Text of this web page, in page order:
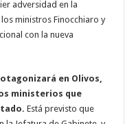
adversidad en la
ministros Finocchiaro y
con la nueva
en Olivos,
ministerios que
Está previsto que